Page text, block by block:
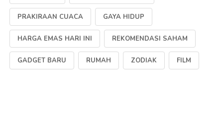
PRAKIRAAN CUACA GAYA HIDUP
HARGA EMAS HARI INI REKOMENDASI SAHAM
GADGET BARU RUMAH ZODIAK FILM